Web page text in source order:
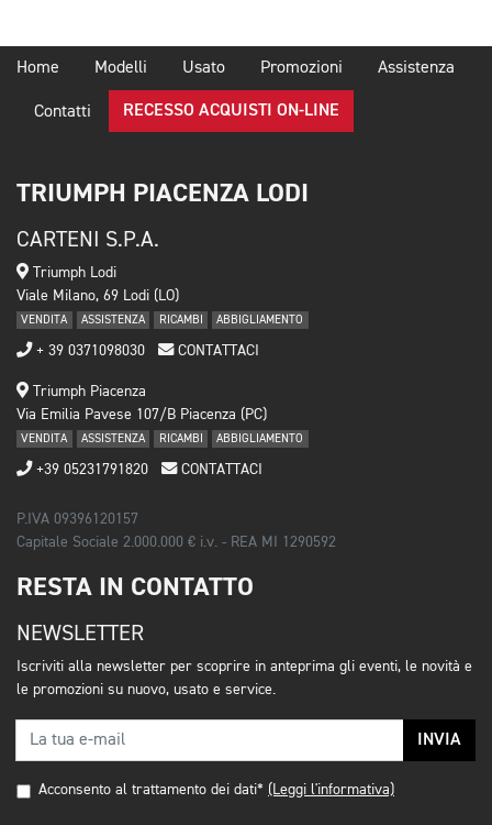
Home Modelli Usato Promozioni Assistenza
Contatti RECESSO ACQUISTI ON-LINE
TRIUMPH PIACENZA LODI
CARTENI S.P.A.
Triumph Lodi
Viale Milano, 69 Lodi (LO)
VENDITA ASSISTENZA RICAMBI ABBIGLIAMENTO
+ 39 0371098030 CONTATTACI
Triumph Piacenza
Via Emilia Pavese 107/B Piacenza (PC)
VENDITA ASSISTENZA RICAMBI ABBIGLIAMENTO
+39 05231791820 CONTATTACI
P.IVA 09396120157
Capitale Sociale 2.000.000 € i.v. - REA MI 1290592
RESTA IN CONTATTO
NEWSLETTER
Iscriviti alla newsletter per scoprire in anteprima gli eventi, le novità e
le promozioni su nuovo, usato e service.
INVIA
Acconsento al trattamento dei dati* (Leggi l'informativa)